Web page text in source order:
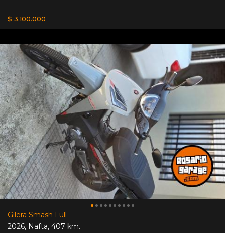
$ 3.100.000
Gilera Smash Full
2026, Nafta, 407 km.